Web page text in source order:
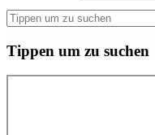
Tippen um zu suchen